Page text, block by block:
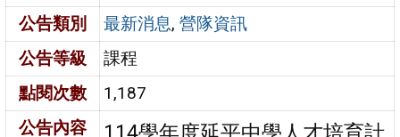
公告類別
最新消息,營隊資訊
公告等級
課程
點閱次數
1,187
公告內容